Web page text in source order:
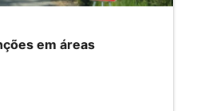
em áreas